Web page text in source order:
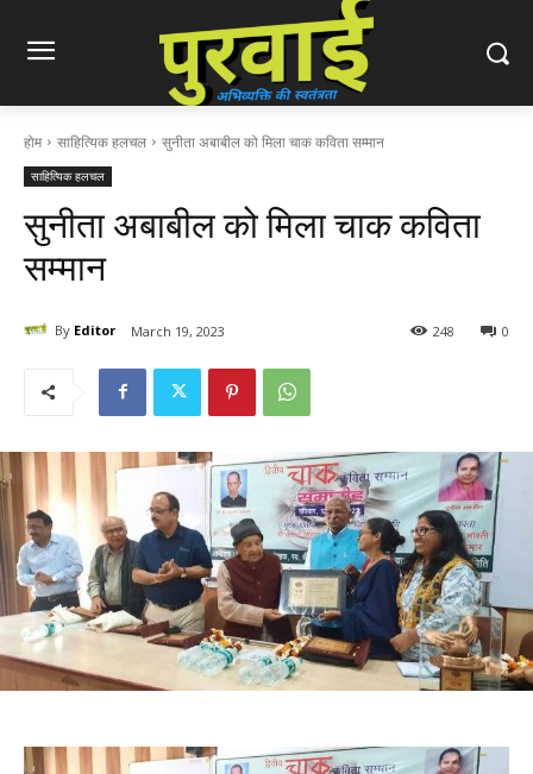
होम साहित्यिक हलचल सुनीता अबाबील को मिला चाक कविता सम्मान
साहित्यिक हलचल
सुनीता अबाबील को मिला चाक कविता
सम्मान
By Editor March 19, 2023 0
248